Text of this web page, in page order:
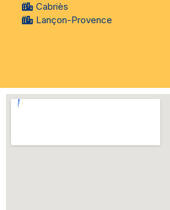
Cabriès
Lançon-Provence